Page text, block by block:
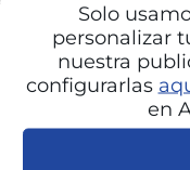
Solo
personalizar
nuestra
configurarlas
en
CENTRO
CENTRO
CAÑUELO
PEREIRA